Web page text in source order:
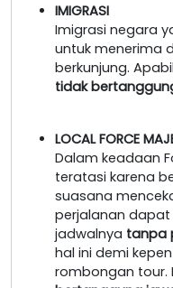
IMIGRASI
Imigrasi negara
untuk menerima
berkunjung.
tidak
LOCAL FORCE
Dalam keadaan
teratasi karena
suasana
perjalanan dapat
jadwalnya tanpa
hal ini demi
rombongan tour.